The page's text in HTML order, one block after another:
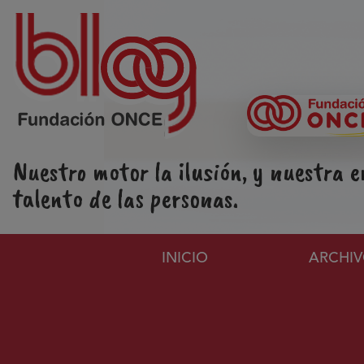
Pasar al contenido principal
Nuestro motor la ilusión, y nuestra
talento de las personas.
Navegación
INICIO